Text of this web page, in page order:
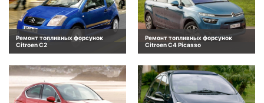
Ремонт топливных форсунок
Citroen C2
Ремонт топливных форсунок
Citroen C4 Picasso